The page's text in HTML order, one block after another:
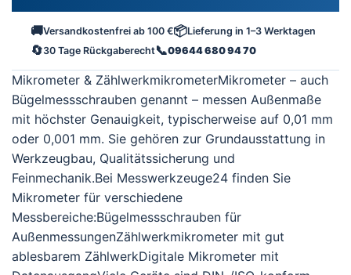
🚚Versandkostenfrei ab 100 €📦Lieferung in 1–3 Werktagen
🔄30 Tage Rückgaberecht📞09644 680 94 70
Mikrometer & ZählwerkmikrometerMikrometer – auch
Bügelmessschrauben genannt – messen Außenmaße
mit höchster Genauigkeit, typischerweise auf 0,01 mm
oder 0,001 mm. Sie gehören zur Grundausstattung in
Werkzeugbau, Qualitätssicherung und
Feinmechanik.Bei Messwerkzeuge24 finden Sie
Mikrometer für verschiedene
Messbereiche:Bügelmessschrauben für
AußenmessungenZählwerkmikrometer mit gut
ablesbarem ZählwerkDigitale Mikrometer mit